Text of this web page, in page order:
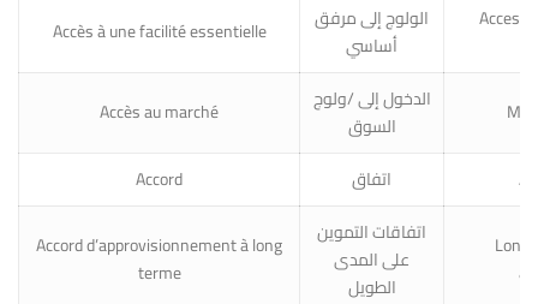
Accès à une facilité essentielle
الولوج إلى مرفق
أساسي
Access
Accès au marché
الدخول إلى /ولوج
السوق
Accord اتفاق
Accord d’approvisionnement à long
terme
اتفاقات التموين
على المدى
الطويل